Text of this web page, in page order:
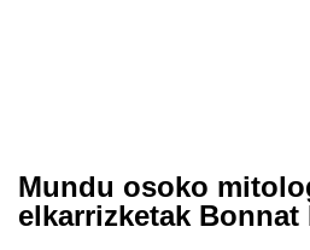
Mundu osoko
elkarrizketak Bonnat